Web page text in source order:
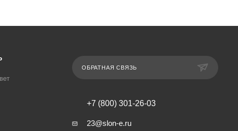
ОБРАТНАЯ СВЯЗЬ
+7 (800) 301-26-03
23@slon-e.ru